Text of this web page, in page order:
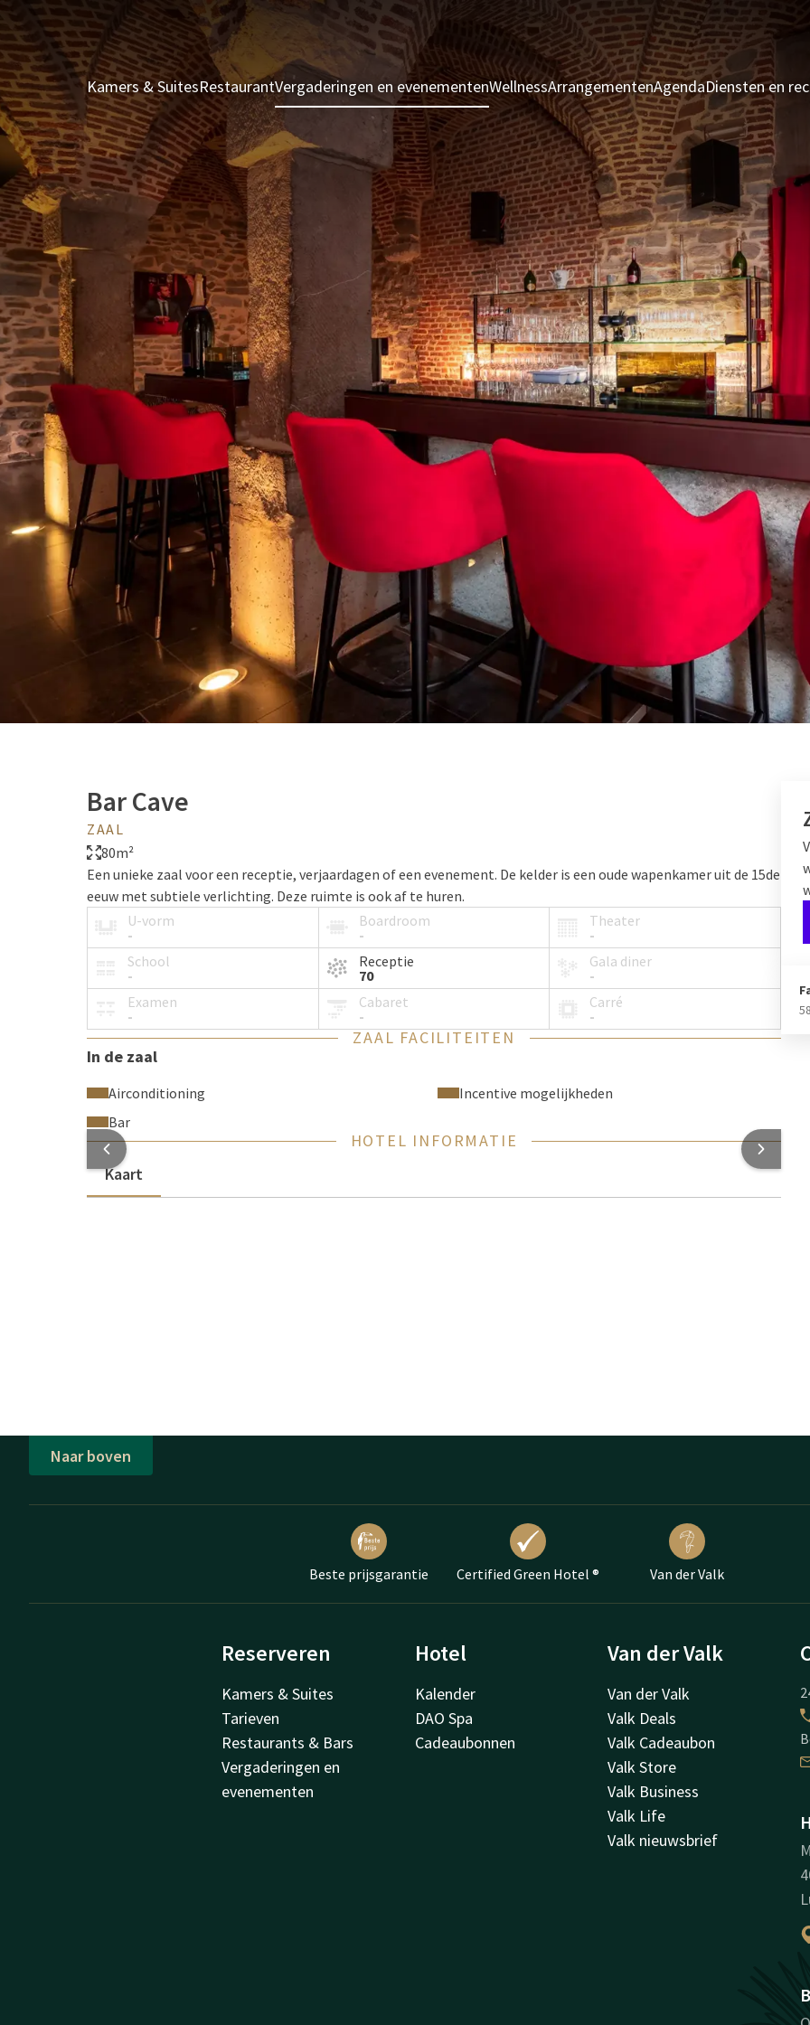
Kamers & SuitesRestaurantVergaderingen en evenementenWellnessArrangementenAgendaDiensten en
Bar Cave
ZAAL
80m²
Een unieke zaal voor een receptie, verjaardagen of een evenement. De kelder is een oude wapenkamer uit de 15de
eeuw met subtiele verlichting. Deze ruimte is ook af te huren.
U-vorm
-
Boardroom
-
Theater
-
School
-
Receptie
70
Gala diner
-
Examen
-
Cabaret
-
Carré
-
ZAAL FACILITEITEN
In de zaal
Airconditioning
Incentive mogelijkheden
Bar
HOTEL INFORMATIE
Kaart
Naar boven
Beste prijsgarantie Certified Green Hotel ® Van der Valk
Reserveren
Kamers & Suites
Tarieven
Restaurants & Bars
Vergaderingen en
evenementen
Hotel
Kalender
DAO Spa
Cadeaubonnen
Van der Valk
Van der Valk
Valk Deals
Valk Cadeaubon
Valk Store
Valk Business
Valk Life
Valk nieuwsbrief